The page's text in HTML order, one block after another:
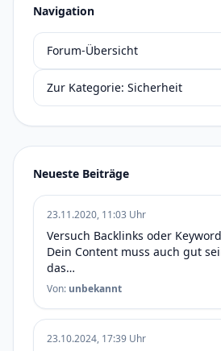
Navigation
Forum-Übersicht
Zur Kategorie: Sicherheit
Neueste Beiträge
23.11.2020, 11:03 Uhr
Versuch Backlinks oder
Dein Content muss auch gut
das…
Von: unbekannt
23.10.2024, 17:39 Uhr